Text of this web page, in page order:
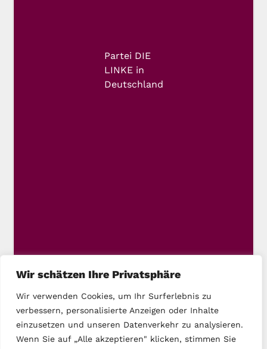
Wir schätzen Ihre Privatsphäre
Wir verwenden Cookies, um Ihr Surferlebnis zu
verbessern, personalisierte Anzeigen oder Inhalte
einzusetzen und unseren Datenverkehr zu analysieren.
Wenn Sie auf „Alle akzeptieren" klicken, stimmen Sie
Partei DIE
LINKE in
Deutschland